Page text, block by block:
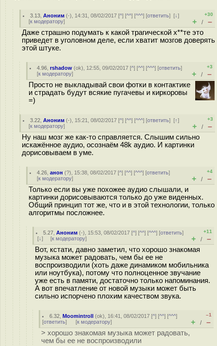
3.13 ,Аноним (-), 14:31, 08/02/2017 [^] [^^] [^^^] [ответить][↓]
[к модератору]
+30
+ / –
Даже страшно подумать к какой трагической х**те это
приведет в уголовном деле, если хватит мозгов доверять
этой штуке.
4.96 ,rshadow (ok), 12:55, 09/02/2017 [^] [^^] [^^^] [ответить]
[к модератору]
+3
+ / –
Просто не выкладывай свои фотки в контактике
и страдать будут всякие пугачевы и киркоровы
=)
3.22 ,Аноним (-), 15:21, 08/02/2017 [^] [^^] [^^^] [ответить][↑]
[к модератору]
+3
+ / –
Ну наш мозг же как-то справляется. Слышим сильно
искажённое аудио, осознаём 48k аудио. И картинки
дорисовываем в уме.
4.26 ,анон (?), 15:38, 08/02/2017 [^] [^^] [^^^] [ответить]
[к модератору]
+4
+ / –
Только если вы уже похожее аудио слышали, и
картинки дорисовываются только до уже виденных.
Общий принцип тот же, что и в этой технологии, только
алгоритмы посложнее.
5.27 ,Аноним (-), 15:53, 08/02/2017 [^] [^^] [^^^] [ответить]
[↓] [к модератору]
+11
+ / –
Вот, кстати, давно заметил, что хорошо знакомая
музыка может радовать, чем бы ее не
воспроизводили (хоть даже динамиком мобильника
или ноутбука), потому что полноценное звучание
уже есть в памяти, достаточно только напоминания.
А вот впечатление от новой музыки может быть
сильно испорчено плохим качеством звука.
6.32 ,Moomintroll (ok), 16:41, 08/02/2017 [^] [^^] [^^^]
[ответить] [к модератору]
–1
+ / –
> хорошо знакомая музыка может радовать,
чем бы ее не воспроизводили